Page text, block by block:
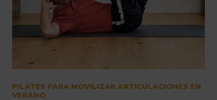
PILATES PARA MOVILIZAR ARTICULACIONES EN
VERANO